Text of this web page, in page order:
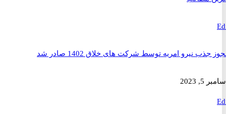
نیرو امریه توسط شرکت های خلاق 1402 صادر شد